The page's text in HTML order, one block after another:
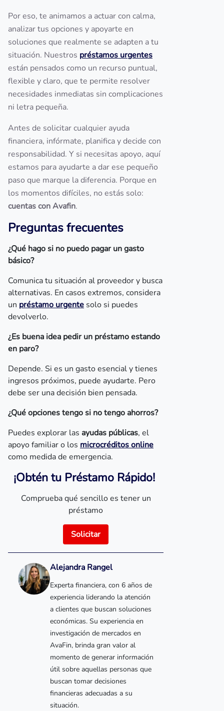
Por eso, te animamos a actuar con calma,
analizar tus opciones y apoyarte en
soluciones que realmente se adapten a tu
situación. Nuestros préstamos urgentes
están pensados como un recurso puntual,
flexible y claro, que te permite resolver
necesidades inmediatas sin complicaciones
ni letra pequeña.
Antes de solicitar cualquier ayuda
financiera, infórmate, planifica y decide con
responsabilidad. Y si necesitas apoyo, aquí
estamos para ayudarte a dar ese pequeño
paso que marque la diferencia. Porque en
los momentos difíciles, no estás solo:
cuentas con Avafin.
Preguntas frecuentes
¿Qué hago si no puedo pagar un gasto
básico?
Comunica tu situación al proveedor y busca
alternativas. En casos extremos, considera
un préstamo urgente solo si puedes
devolverlo.
¿Es buena idea pedir un préstamo estando
en paro?
Depende. Si es un gasto esencial y tienes
ingresos próximos, puede ayudarte. Pero
debe ser una decisión bien pensada.
¿Qué opciones tengo si no tengo ahorros?
Puedes explorar las ayudas públicas, el
apoyo familiar o los microcréditos online
como medida de emergencia.
¡Obtén tu Préstamo Rápido!
Comprueba qué sencillo es tener un
préstamo
Solicitar
Alejandra Rangel
Experta financiera, con 6 años de
experiencia liderando la atención
a clientes que buscan soluciones
económicas. Su experiencia en
investigación de mercados en
AvaFin, brinda gran valor al
momento de generar información
útil sobre aquellas personas que
buscan tomar decisiones
financieras adecuadas a su
situación.